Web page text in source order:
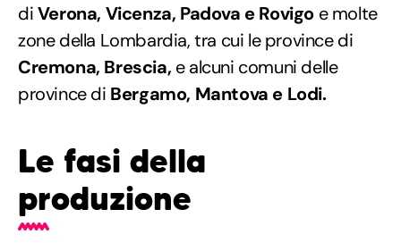
diVerona, Vicenza, Padova e Rovigo e molte
zone della Lombardia, tra cui le province di
Cremona, Brescia, e alcuni comuni delle
province di Bergamo, Mantova e Lodi.
Le fasi della
produzione